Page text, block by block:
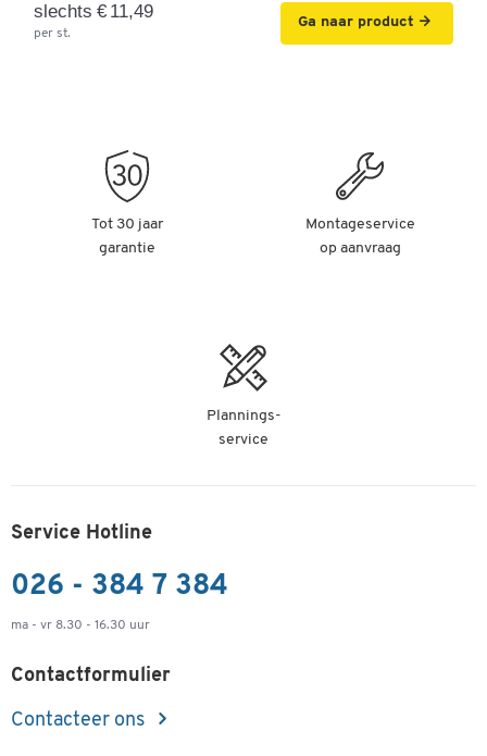
slechts € 11,49
per st.
Ga naar product
Tot 30 jaar
garantie
Montageservice
op aanvraag
Plannings-
service
Service Hotline
026 - 384 7 384
ma - vr 8.30 - 16.30 uur
Contactformulier
Contacteer ons